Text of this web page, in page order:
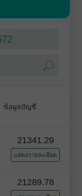
ข้อมูลบัญชี
21341.29
แสดงรายละเอียด
21289.78